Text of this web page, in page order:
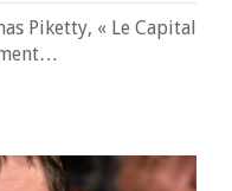
Piketty, « Le Capital